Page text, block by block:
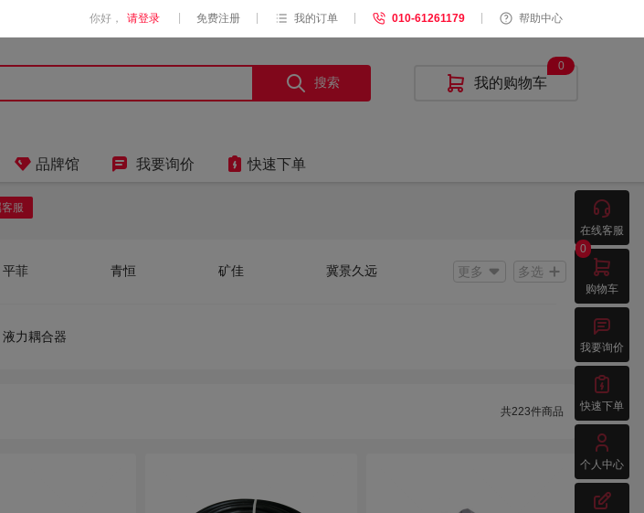
你好， 请登录 免费注册 我的订单 010-61261179 帮助中心
搜索  我的购物车
0
 品牌馆  我要询价  快速下单
服
平菲 青恒 矿佳
冀景久远
更多 多选
液力耦合器
共223件商品

在线客服

购物车
0

我要询价

快速下单

个人中心
